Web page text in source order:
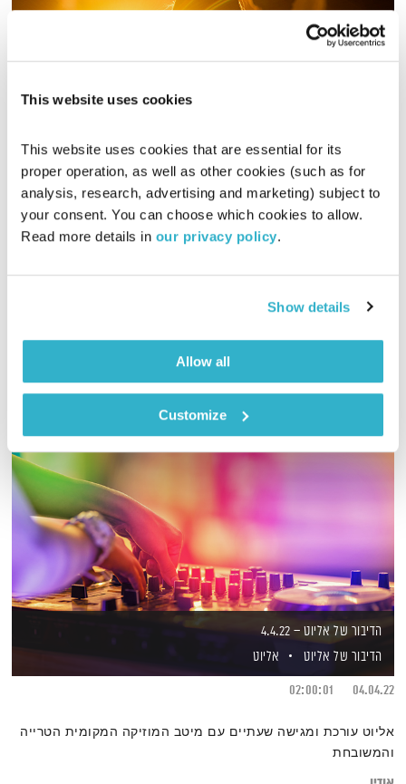
This website uses cookies
This website uses cookies that are essential for its
proper operation, as well as other cookies (such as for
analysis, research, advertising and marketing) subject to
your consent. You can choose which cookies to allow.
Read more details in our privacy policy.
Show details
Allow all
Customize
התעוררות
גליה גלעדי
17.07.24
01:28:36
אודיו
הדיבור של אליוט – 4.4.22
הדיבור של אליוט
אליוט
04.04.22
02:00:01
אליוט עורכת ומגישה שעתיים עם מיטב המוזיקה המקומית הטרייה
והמשובחת